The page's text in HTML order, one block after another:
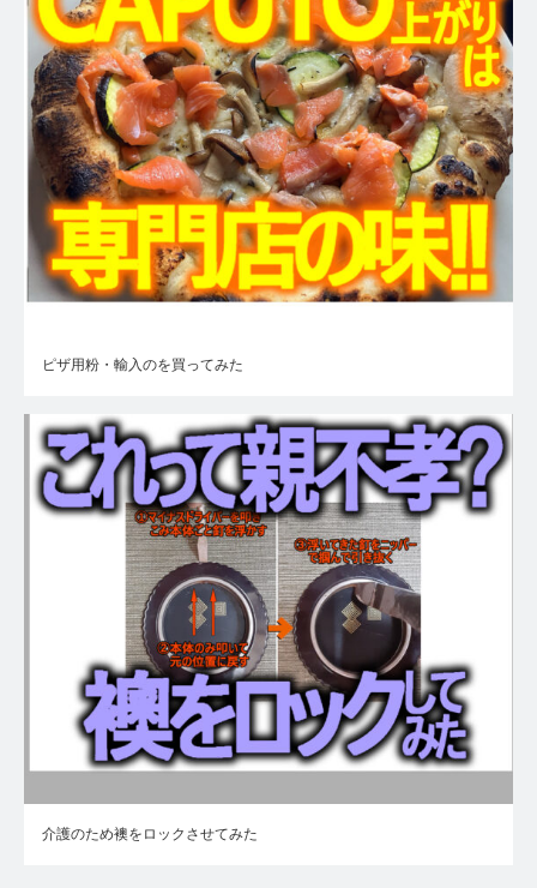
ピザ用粉・輸入のを買ってみた
介護のため襖をロックさせてみた